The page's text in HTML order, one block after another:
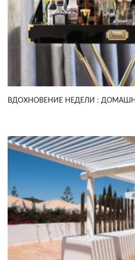
ВДОХНОВЕНИЕ НЕДЕЛИ :